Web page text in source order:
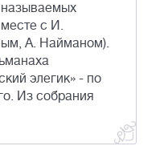
называемых
с И.
А. Найманом).
элегик» - по
Из собрания